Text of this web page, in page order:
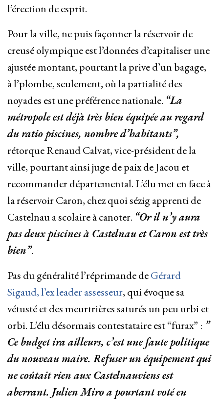
l’érection de esprit.
Pour la ville, ne puis façonner la réservoir de
creusé olympique est l’données d’capitaliser une
ajustée montant, pourtant la prive d’un bagage,
à l’plombe, seulement, où la partialité des
noyades est une préférence nationale. “La
métropole est déjà très bien équipée au regard
du ratio piscines, nombre d’habitants”,
rétorque Renaud Calvat, vice-président de la
ville, pourtant ainsi juge de paix de Jacou et
recommander départemental. L’élu met en face à
la réservoir Caron, chez quoi sézig apprenti de
Castelnau a scolaire à canoter. “Or il n’y aura
pas deux piscines à Castelnau et Caron est très
bien”.
Pas du généralité l’réprimande deGérard
Sigaud, l’ex leader assesseur, qui évoque sa
vétusté et des meurtrières saturés un peu urbi et
orbi. L’élu désormais contestataire est “furax” : ”
Ce budget ira ailleurs, c’est une faute politique
du nouveau maire. Refuser un équipement qui
ne coûtait rien aux Castelnauviens est
aberrant. Julien Miro a pourtant voté en